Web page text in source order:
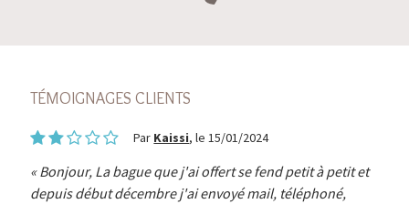
TÉMOIGNAGES CLIENTS
Par Kaissi, le 15/01/2024
Bonjour, La bague que j'ai offert se fend petit à petit et
depuis début décembre j'ai envoyé mail, téléphoné,